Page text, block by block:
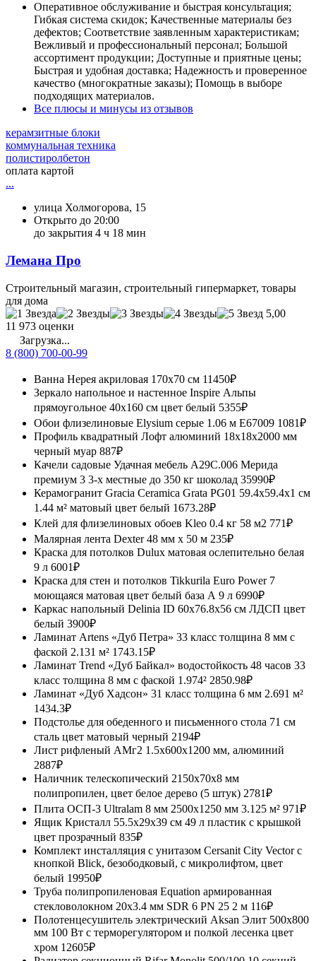
Оперативное обслуживание и быстрая консультация;
Гибкая система скидок; Качественные материалы без
дефектов; Соответствие заявленным характеристикам;
Вежливый и профессиональный персонал; Большой
ассортимент продукции; Доступные и приятные цены;
Быстрая и удобная доставка; Надежность и проверенное
качество (многократные заказы); Помощь в выборе
подходящих материалов.
Все плюсы и минусы из отзывов
керамзитные блоки
коммунальная техника
полистиролбетон
оплата картой
...
улица Холмогорова, 15
Открыто до 20:00
до закрытия 4 ч 18 мин
Лемана Про
Строительный магазин, строительный гипермаркет, товары
для дома
5,00
11 973 оценки
Загрузка...
8 (800) 700-00-99
Ванна Нерея акриловая 170x70 см 11450₽
Зеркало напольное и настенное Inspire Альпы
прямоугольное 40x160 см цвет белый 5355₽
Обои флизелиновые Elysium серые 1.06 м Е67009 1081₽
Профиль квадратный Лофт алюминий 18x18x2000 мм
черный муар 887₽
Качели садовые Удачная мебель A29C.006 Мерида
премиум 3 3-х местные до 350 кг шоколад 35990₽
Керамогранит Gracia Ceramica Grata PG01 59.4x59.4x1 см
1.44 м² матовый цвет белый 1673.28₽
Клей для флизелиновых обоев Kleo 0.4 кг 58 м2 771₽
Малярная лента Dexter 48 мм х 50 м 235₽
Краска для потолков Dulux матовая ослепительно белая
9 л 6001₽
Краска для стен и потолков Tikkurila Euro Power 7
моющаяся матовая цвет белый база А 9 л 6990₽
Каркас напольный Delinia ID 60x76.8x56 см ЛДСП цвет
белый 3900₽
Ламинат Artens «Дуб Петра» 33 класс толщина 8 мм с
фаской 2.131 м² 1743.15₽
Ламинат Trend «Дуб Байкал» водостойкость 48 часов 33
класс толщина 8 мм с фаской 1.974² 2850.98₽
Ламинат «Дуб Хадсон» 31 класс толщина 6 мм 2.691 м²
1434.3₽
Подстолье для обеденного и письменного стола 71 см
сталь цвет матовый черный 2194₽
Лист рифленый АМг2 1.5x600x1200 мм, алюминий
2887₽
Наличник телескопический 2150x70x8 мм
полипропилен, цвет белое дерево (5 штук) 2781₽
Плита ОСП-3 Ultralam 8 мм 2500x1250 мм 3.125 м² 971₽
Ящик Кристалл 55.5x29x39 см 49 л пластик с крышкой
цвет прозрачный 835₽
Комплект инсталляция с унитазом Cersanit City Vector с
кнопкой Blick, безободковый, с микролифтом, цвет
белый 19950₽
Труба полипропиленовая Equation армированная
стекловолокном 20x3.4 мм SDR 6 PN 25 2 м 116₽
Полотенцесушитель электрический Aksan Элит 500x800
мм 100 Вт с терморегулятором и полкой лесенка цвет
хром 12605₽